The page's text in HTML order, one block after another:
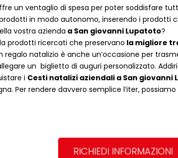
un ventaglio di spesa per poter soddisfare
in modo autonomo, inserendo i prodotti
vostra azienda a San giovanni Lupatoto?
prodotti ricercati che preservano la migliore
regalo natalizio è anche un’occasione per
un biglietto di auguri personalizzato.
i Cesti natalizi aziendali a San giovanni
Per rendere davvero semplice l’iter,
RICHIEDI INFORMAZIONI